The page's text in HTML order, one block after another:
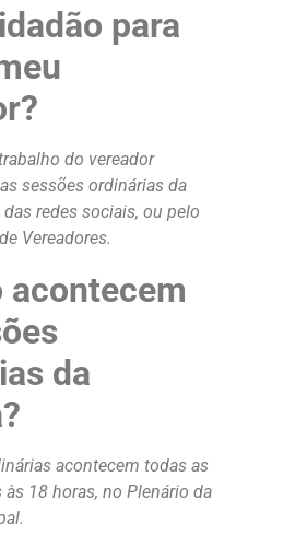
para
do vereador
sessões ordinárias da
redes sociais, ou pelo
Vereadores.
acontecem
da
acontecem todas as
às 18 horas, no Plenário da